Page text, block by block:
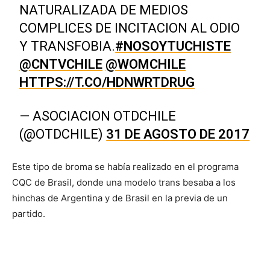
NATURALIZADA DE MEDIOS
COMPLICES DE INCITACION AL ODIO
Y TRANSFOBIA.#NOSOYTUCHISTE
@CNTVCHILE @WOMCHILE
HTTPS://T.CO/HDNWRTDRUG
— ASOCIACION OTDCHILE
(@OTDCHILE) 31 DE AGOSTO DE 2017
Este tipo de broma se había realizado en el programa
CQC de Brasil, donde una modelo trans besaba a los
hinchas de Argentina y de Brasil en la previa de un
partido.